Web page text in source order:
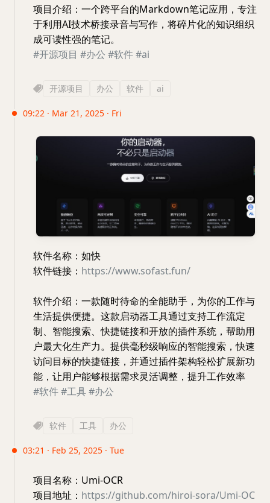
项目介绍：一个跨平台的Markdown笔记应用，专注
于利用AI技术桥接录音与写作，将碎片化的知识组织
成可读性强的笔记。
#开源项目 #办公 #软件#ai
开源项目 办公 软件 ai
09:22 · Mar 21, 2025 · Fri
软件名称：如快
软件链接： https://www.sofast.fun/
软件介绍：一款随时待命的全能助手，为你的工作与
生活提供便捷。这款启动器工具通过支持工作流定
制、智能搜索、快捷链接和开放的插件系统，帮助用
户最大化生产力。提供毫秒级响应的智能搜索，快速
访问目标的快捷链接，并通过插件架构轻松扩展新功
能，让用户能够根据需求灵活调整，提升工作效率
#软件#工具#办公
软件 工具 办公
03:21 · Feb 25, 2025 · Tue
项目名称：Umi-OCR
项目地址： https://github.com/hiroi-sora/Umi-OC